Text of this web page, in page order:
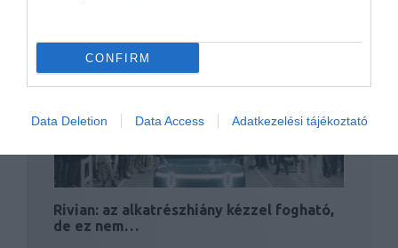
CONFIRM
Data Deletion Data Access Adatkezelési tájékoztató
Rivian: az alkatrészhiány kézzel fogható,
de ez nem…